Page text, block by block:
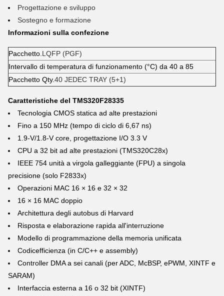
Progettazione e sviluppo
Sostegno e formazione
Informazioni sulla confezione
Pacchetto.LQFP (PGF)
Intervallo di temperatura di funzionamento (°C) da 40 a 85
Pacchetto Qty.40 JEDEC TRAY (5+1)
Caratteristiche del TMS320F28335
Tecnologia CMOS statica ad alte prestazioni
Fino a 150 MHz (tempo di ciclo di 6,67 ns)
1.9-V/1.8-V core, progettazione I/O 3.3 V
CPU a 32 bit ad alte prestazioni (TMS320C28x)
IEEE 754 unità a virgola galleggiante (FPU) a singola
precisione (solo F2833x)
Operazioni MAC 16 × 16 e 32 × 32
16 × 16 MAC doppio
Architettura degli autobus di Harvard
Risposta e elaborazione rapida all'interruzione
Modello di programmazione della memoria unificata
Codicefficienza (in C/C++ e assembly)
Controller DMA a sei canali (per ADC, McBSP, ePWM, XINTF e
SARAM)
Interfaccia esterna a 16 o 32 bit (XINTF)